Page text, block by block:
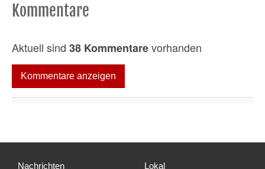
Kommentare
Aktuell sind 38 Kommentarevorhanden
Kommentare anzeigen
Nachrichten Lokal